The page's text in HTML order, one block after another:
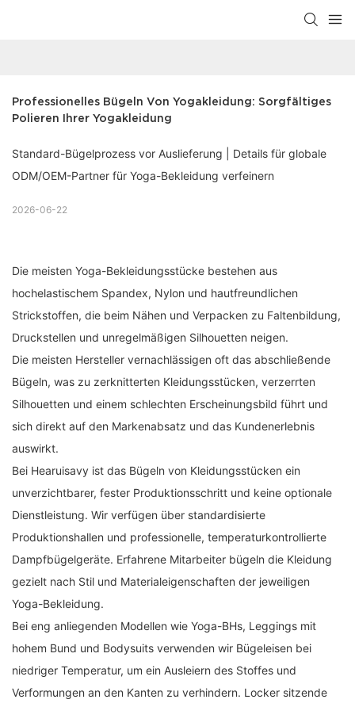
Professionelles Bügeln Von Yogakleidung: Sorgfältiges
Polieren Ihrer Yogakleidung
Standard-Bügelprozess vor Auslieferung | Details für globale
ODM/OEM-Partner für Yoga-Bekleidung verfeinern
2026-06-22
Die meisten Yoga-Bekleidungsstücke bestehen aus
hochelastischem Spandex, Nylon und hautfreundlichen
Strickstoffen, die beim Nähen und Verpacken zu Faltenbildung,
Druckstellen und unregelmäßigen Silhouetten neigen.
Die meisten Hersteller vernachlässigen oft das abschließende
Bügeln, was zu zerknitterten Kleidungsstücken, verzerrten
Silhouetten und einem schlechten Erscheinungsbild führt und
sich direkt auf den Markenabsatz und das Kundenerlebnis
auswirkt.
Bei Hearuisavy ist das Bügeln von Kleidungsstücken ein
unverzichtbarer, fester Produktionsschritt und keine optionale
Dienstleistung. Wir verfügen über standardisierte
Produktionshallen und professionelle, temperaturkontrollierte
Dampfbügelgeräte. Erfahrene Mitarbeiter bügeln die Kleidung
gezielt nach Stil und Materialeigenschaften der jeweiligen
Yoga-Bekleidung.
Bei eng anliegenden Modellen wie Yoga-BHs, Leggings mit
hohem Bund und Bodysuits verwenden wir Bügeleisen bei
niedriger Temperatur, um ein Ausleiern des Stoffes und
Verformungen an den Kanten zu verhindern. Locker sitzende